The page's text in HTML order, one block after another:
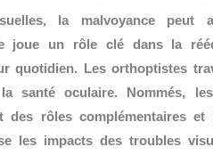
la malvoyance peut
joue un rôle clé dans la
quotidien. Les orthoptistes
la santé oculaire. Nommés,
des rôles complémentaires
les impacts des troubles